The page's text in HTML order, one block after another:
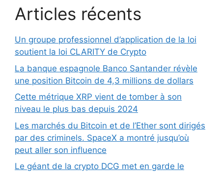
Articles récents
Un groupe professionnel d’application de la loi
soutient la loi CLARITY de Crypto
La banque espagnole Banco Santander révèle
une position Bitcoin de 4,3 millions de dollars
Cette métrique XRP vient de tomber à son
niveau le plus bas depuis 2024
Les marchés du Bitcoin et de l’Ether sont dirigés
par des criminels. SpaceX a montré jusqu’où
peut aller son influence
Le géant de la crypto DCG met en garde le